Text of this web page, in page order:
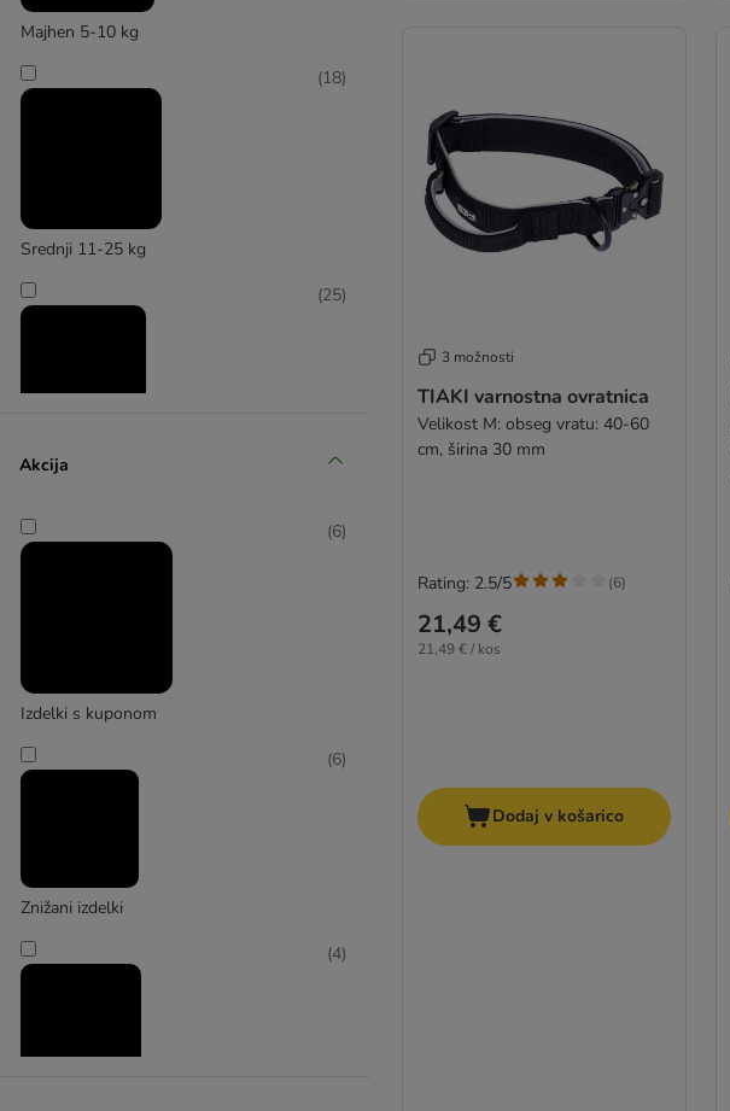
WARNER BROS
Majhen 5-10 kg
Srednji 11-25 kg
(18)
(25)
Akcija
Izdelki s kuponom
(6)
Znižani izdelki
(6)
(4)
3 možnosti
TIAKI varnostna ovratnica
Velikost M: obseg vratu: 40-60
cm, širina 30 mm
21,49 €
21,49 € / kos
Rating: 2.5/5 (6)
Dodaj v košarico